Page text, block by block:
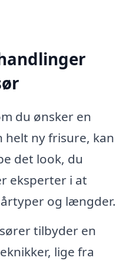
du ønsker en
helt ny frisure, kan
det look, du
eksperter i at
og længder.
tilbyder en
lige fra